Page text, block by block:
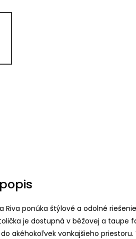
Riva ponúka štýlové a odolné
je dostupná v béžovej a taupe
akéhokoľvek vonkajšieho